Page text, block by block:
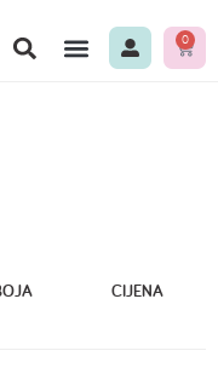
0
CIJENA